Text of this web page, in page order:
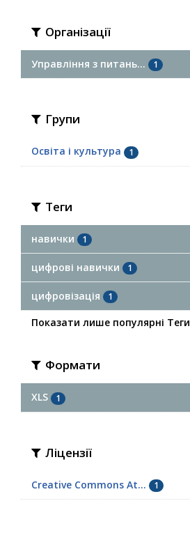
Організації
Управління з питань... 1
Групи
Освіта і культура 1
Теги
навички 1
цифрові навички 1
цифровізація 1
Показати лише популярні Теги
Формати
XLS 1
Ліцензії
Creative Commons At... 1